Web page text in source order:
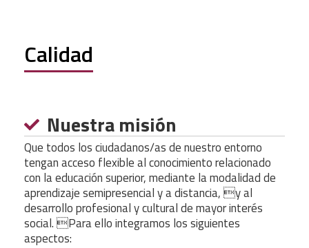
Calidad
Nuestra misión
Que todos los ciudadanos/as de nuestro entorno
tengan acceso flexible al conocimiento relacionado
con la educación superior, mediante la modalidad de
aprendizaje semipresencial y a distancia, y al
desarrollo profesional y cultural de mayor interés
social. Para ello integramos los siguientes
aspectos: